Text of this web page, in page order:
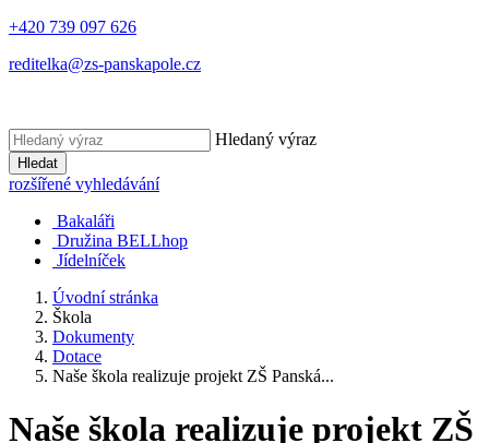
+420 739 097 626
reditelka@zs-panskapole.cz
Hledaný výraz
Hledat
rozšířené vyhledávání
Bakaláři
Družina BELLhop
Jídelníček
Úvodní stránka
Škola
Dokumenty
Dotace
Naše škola realizuje projekt ZŠ Panská...
Naše škola realizuje projekt ZŠ